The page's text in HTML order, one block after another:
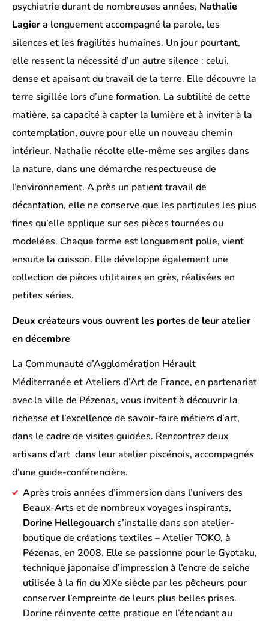
psychiatrie durant de nombreuses années, Nathalie
Lagiera longuement accompagné la parole, les
silences et les fragilités humaines. Un jour pourtant,
elle ressent la nécessité d’un autre silence : celui,
dense et apaisant du travail de la terre. Elle découvre la
terre sigillée lors d’une formation. La subtilité de cette
matière, sa capacité à capter la lumière et à inviter à la
contemplation, ouvre pour elle un nouveau chemin
intérieur. Nathalie récolte elle-même ses argiles dans
la nature, dans une démarche respectueuse de
l’environnement. A près un patient travail de
décantation, elle ne conserve que les particules les plus
fines qu’elle applique sur ses pièces tournées ou
modelées. Chaque forme est longuement polie, vient
ensuite la cuisson. Elle développe également une
collection de pièces utilitaires en grès, réalisées en
petites séries.
Deux créateurs vous ouvrent les portes de leur atelier
en décembre
La Communauté d’Agglomération Hérault
Méditerranée et Ateliers d’Art de France, en partenariat
avec la ville de Pézenas, vous invitent à découvrir la
richesse et l’excellence de savoir-faire métiers d’art,
dans le cadre de visites guidées. Rencontrez deux
artisans d’art dans leur atelier piscénois, accompagnés
d’une guide-conférencière.
Après trois années d’immersion dans l’univers des
Beaux-Arts et de nombreux voyages inspirants,
Dorine Hellegouarchs’installe dans son atelier-
boutique de créations textiles – Atelier TOKO, à
Pézenas, en 2008. Elle se passionne pour le Gyotaku,
technique japonaise d’impression à l’encre de seiche
utilisée à la fin du XIXe siècle par les pêcheurs pour
conserver l’empreinte de leurs plus belles prises.
Dorine réinvente cette pratique en l’étendant au